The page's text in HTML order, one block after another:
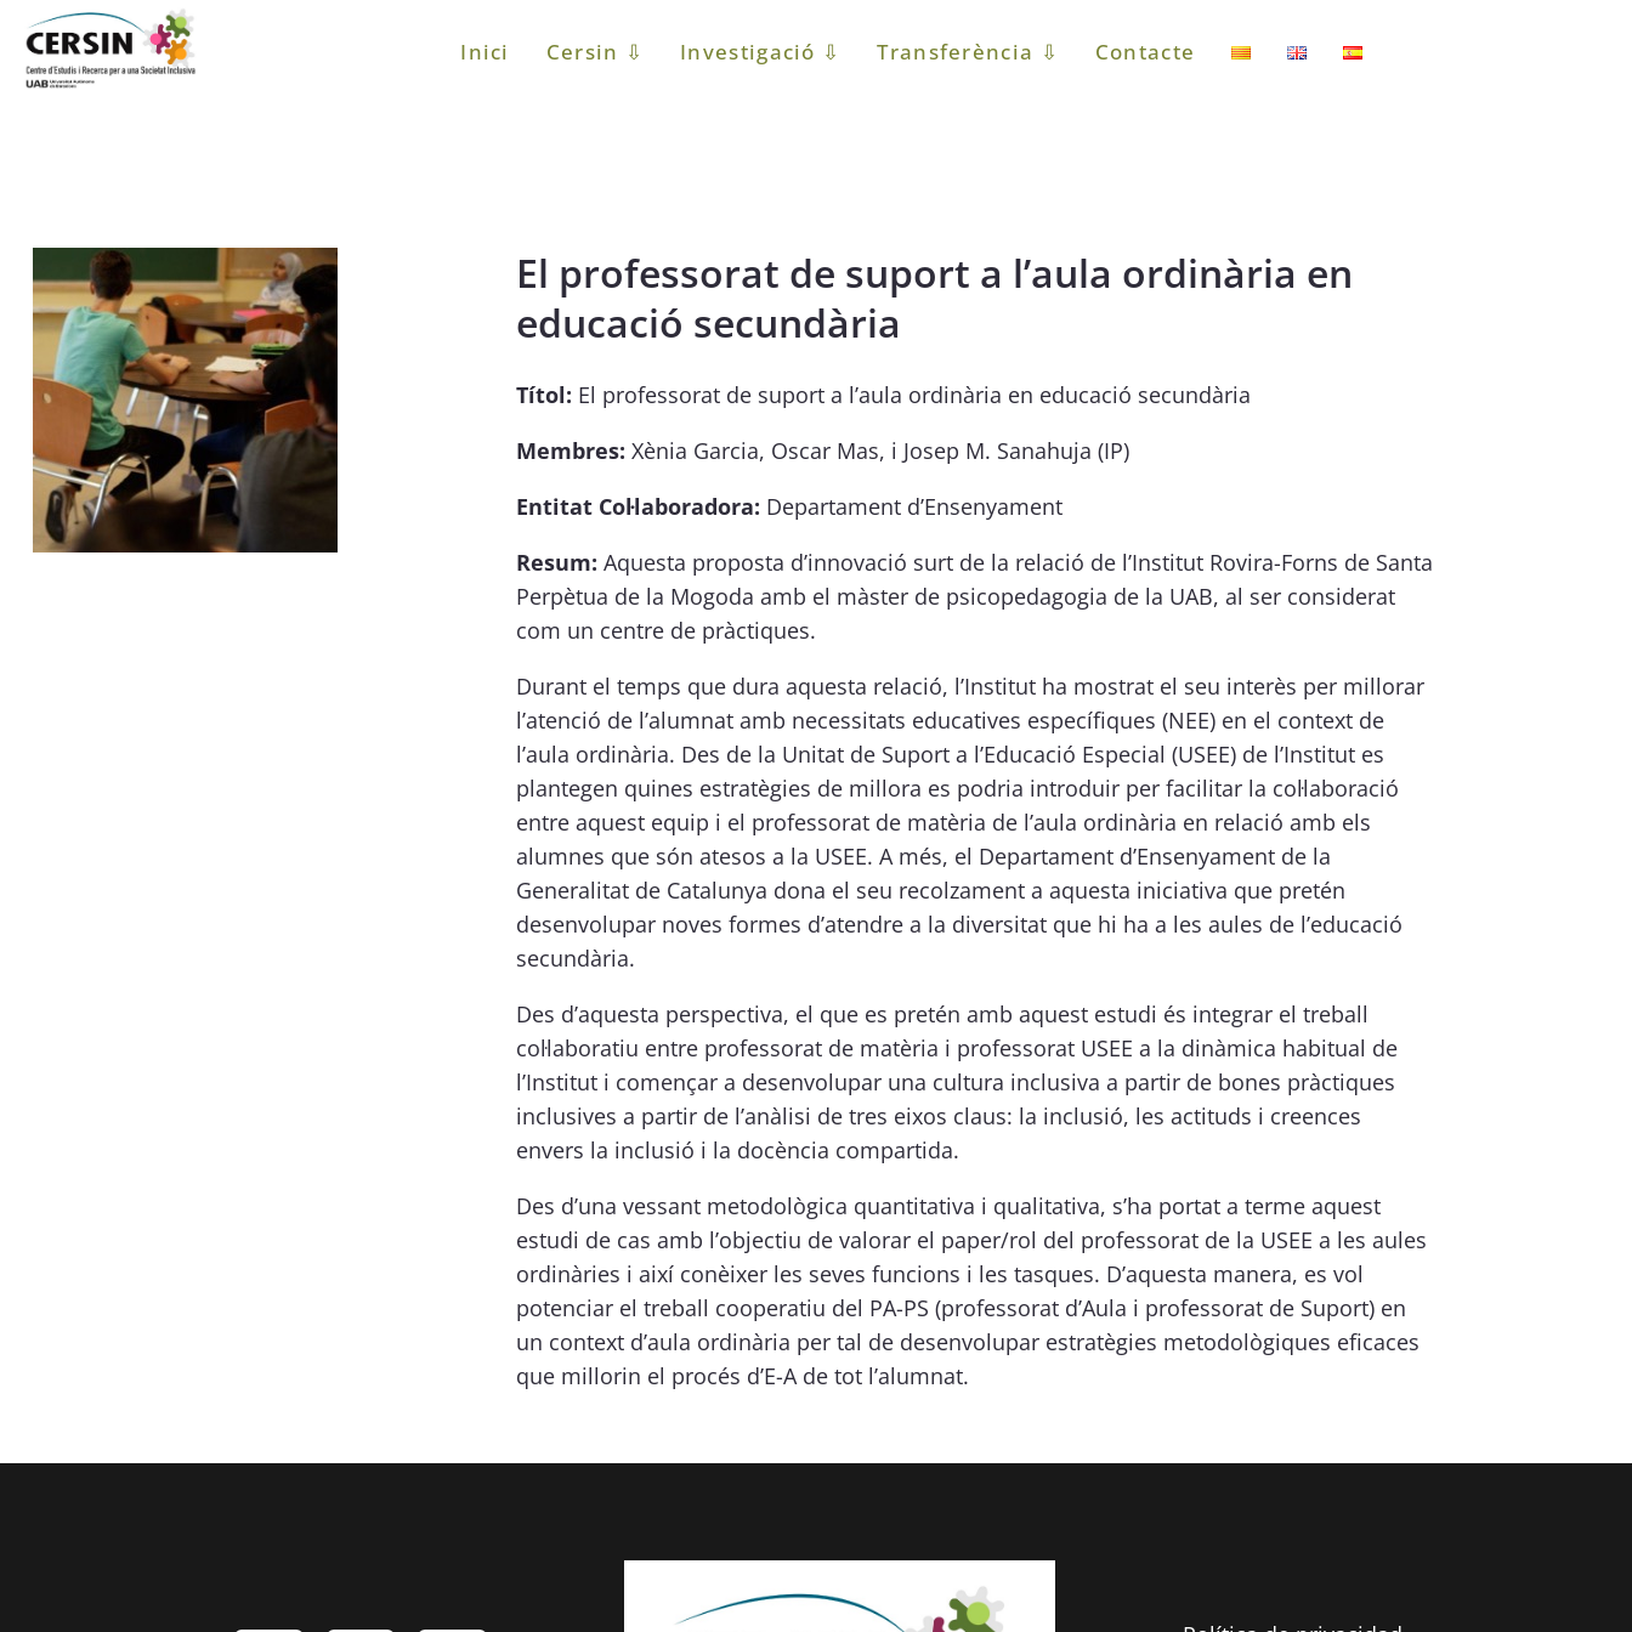
Inici Cersin ⇩ Investigació ⇩ Transferència ⇩ Contacte
El professorat de suport a l’aula ordinària en
educació secundària
Títol: El professorat de suport a l’aula ordinària en educació secundària
Membres: Xènia Garcia, Oscar Mas, i Josep M. Sanahuja (IP)
Entitat Col·laboradora: Departament d’Ensenyament
Resum: Aquesta proposta d’innovació surt de la relació de l’Institut Rovira-Forns de Santa
Perpètua de la Mogoda amb el màster de psicopedagogia de la UAB, al ser considerat
com un centre de pràctiques.
Durant el temps que dura aquesta relació, l’Institut ha mostrat el seu interès per millorar
l’atenció de l’alumnat amb necessitats educatives específiques (NEE) en el context de
l’aula ordinària. Des de la Unitat de Suport a l’Educació Especial (USEE) de l’Institut es
plantegen quines estratègies de millora es podria introduir per facilitar la col·laboració
entre aquest equip i el professorat de matèria de l’aula ordinària en relació amb els
alumnes que són atesos a la USEE. A més, el Departament d’Ensenyament de la
Generalitat de Catalunya dona el seu recolzament a aquesta iniciativa que pretén
desenvolupar noves formes d’atendre a la diversitat que hi ha a les aules de l’educació
secundària.
Des d’aquesta perspectiva, el que es pretén amb aquest estudi és integrar el treball
col·laboratiu entre professorat de matèria i professorat USEE a la dinàmica habitual de
l’Institut i començar a desenvolupar una cultura inclusiva a partir de bones pràctiques
inclusives a partir de l’anàlisi de tres eixos claus: la inclusió, les actituds i creences
envers la inclusió i la docència compartida.
Des d’una vessant metodològica quantitativa i qualitativa, s’ha portat a terme aquest
estudi de cas amb l’objectiu de valorar el paper/rol del professorat de la USEE a les aules
ordinàries i així conèixer les seves funcions i les tasques. D’aquesta manera, es vol
potenciar el treball cooperatiu del PA-PS (professorat d’Aula i professorat de Suport) en
un context d’aula ordinària per tal de desenvolupar estratègies metodològiques eficaces
que millorin el procés d’E-A de tot l’alumnat.